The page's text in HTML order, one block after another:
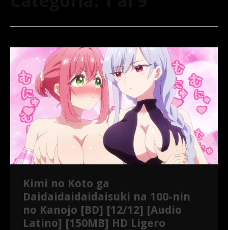
Kimi no Koto ga
Daidaidaidaidaisuki na 100-nin
no Kanojo [BD] [12/12] [Audio
Latino] [150MB] HD Ligero